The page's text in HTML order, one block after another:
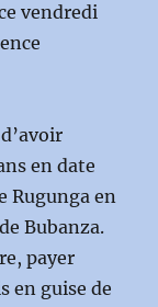
vendredi
en date
Rugunga en
Bubanza.
payer
en guise de